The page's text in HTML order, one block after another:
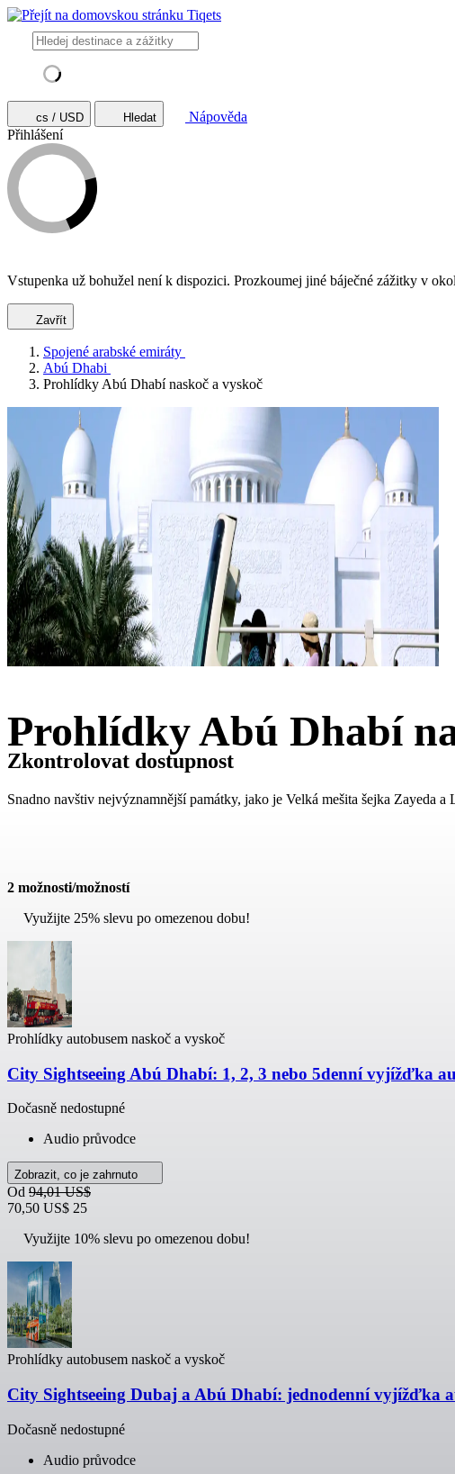
cs / USD Hledat
Nápověda
Přihlášení
Vstupenka už bohužel není k dispozici. Prozkoumej jiné báječné zážitky v
Zavřít
Spojené arabské emiráty
Abú Dhabi
Prohlídky Abú Dhabí naskoč a vyskoč
Prohlídky Abú Dhabí
Snadno navštiv nejvýznamnější památky, jako je Velká mešita šejka Zayeda
Zkontrolovat dostupnost
2 možnosti/možností
Využijte 25% slevu po omezenou dobu!
Prohlídky autobusem naskoč a vyskoč
City Sightseeing Abú Dhabí: 1, 2, 3 nebo 5denní vyjížďka
Dočasně nedostupné
Audio průvodce
Zobrazit, co je zahrnuto
Od 94,01 US$
70,50 US$ 25
Využijte 10% slevu po omezenou dobu!
Prohlídky autobusem naskoč a vyskoč
City Sightseeing Dubaj a Abú Dhabí: jednodenní vyjížďka
Dočasně nedostupné
Audio průvodce